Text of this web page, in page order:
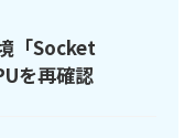
「Socket
を再確認